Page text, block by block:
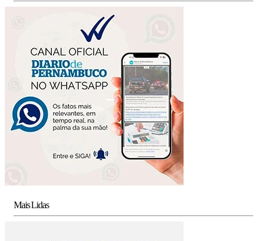
Mais Lidas